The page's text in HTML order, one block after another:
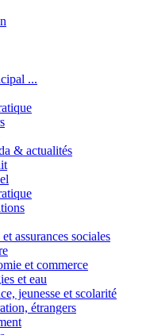
...
& actualités
assurances sociales
et commerce
et eau
jeunesse et scolarité
étrangers